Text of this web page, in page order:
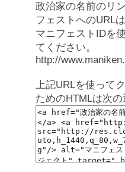
政治家の名前のリ
フェストへのURLは
マニフェストIDを
てください。
http://
上記URLを使って
ためのHTMLは次の